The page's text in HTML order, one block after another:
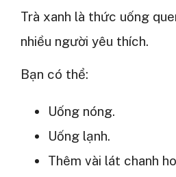
Trà xanh là thức uống
nhiều người yêu thích.
Bạn có thể:
Uống nóng.
Uống lạnh.
Thêm vài lát chanh